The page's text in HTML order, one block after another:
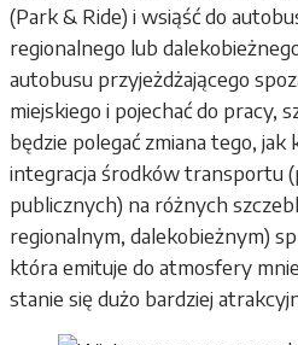
(Park & Ride) i wsiąść do
regionalnego lub
autobusu przyjeżdżającego
miejskiego i pojechać do pracy,
będzie polegać zmiana tego,
integracja środków transportu
publicznych) na różnych
regionalnym, dalekobieżnym)
która emituje do atmosfery
stanie się dużo bardziej